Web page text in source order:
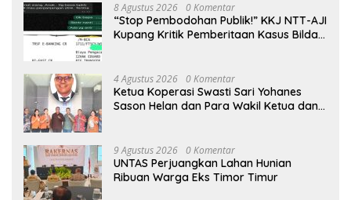
8 Agustus 2026 0 Komentar
“Stop Pembodohan Publik!” KKJ NTT-AJI
Kupang Kritik Pemberitaan Kasus Bildad
4 Agustus 2026 0 Komentar
Ketua Koperasi Swasti Sari Yohanes
Sason Helan dan Para Wakil Ketua dan
Menyambut Sukacita
9 Agustus 2026 0 Komentar
UNTAS Perjuangkan Lahan Hunian
Ribuan Warga Eks Timor Timur